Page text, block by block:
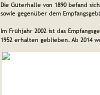
Die Güterhalle von 1890 befand
sowie gegenüber dem
Im Frühjahr 2002 ist das
1952 erhalten geblieben. Ab 2014